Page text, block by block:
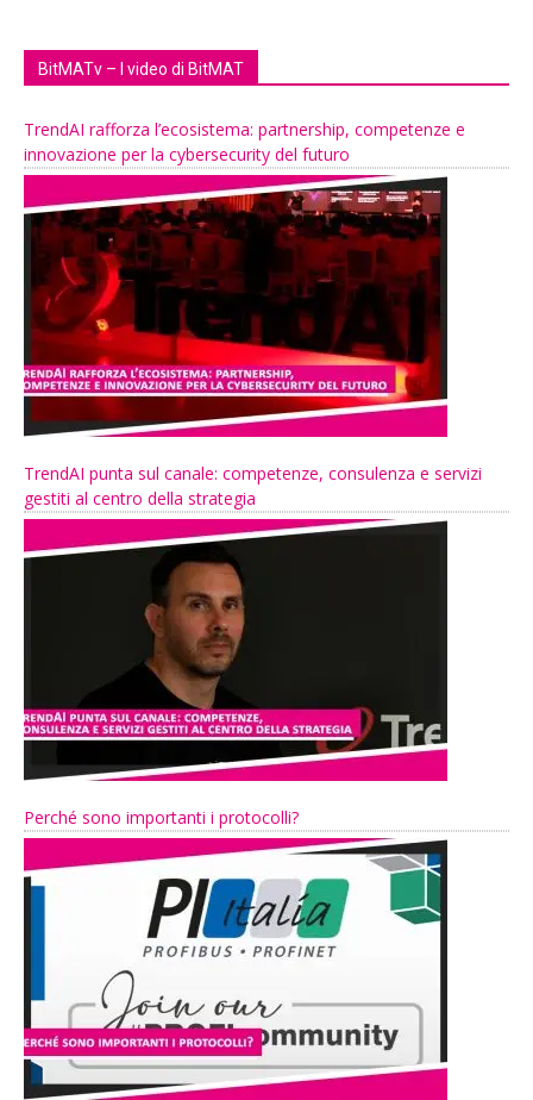
BitMATv – I video di BitMAT
TrendAI rafforza l’ecosistema: partnership, competenze e
innovazione per la cybersecurity del futuro
TrendAI punta sul canale: competenze, consulenza e servizi
gestiti al centro della strategia
Perché sono importanti i protocolli?